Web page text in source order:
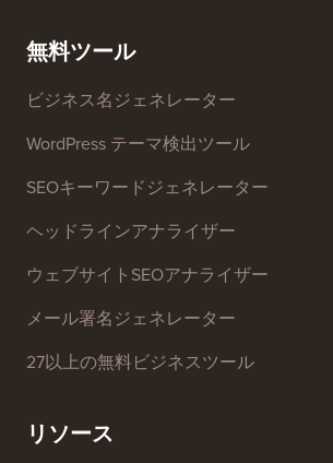
ト
無料ツール
ビジネス名ジェネレーター
WordPress テーマ検出ツール
SEOキーワードジェネレーター
ウェブサイトSEOアナライザー